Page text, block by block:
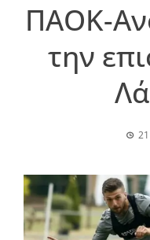
ΠΑΟΚ-
την